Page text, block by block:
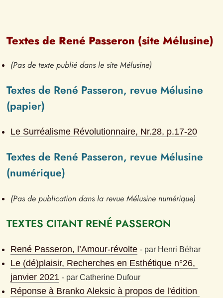
Textes de René Passeron (site Mélusine)
(Pas de texte publié dans le site Mélusine)
Textes de René Passeron, revue Mélusine
(papier)
Le Surréalisme Révolutionnaire, Nr.28, p.17-20
Textes de René Passeron, revue Mélusine
(numérique)
(Pas de publication dans la revue Mélusine numérique)
TEXTES CITANT RENÉ PASSERON
René Passeron, l’Amour-révolte - par Henri Béhar
Le (dé)plaisir, Recherches en Esthétique n°26,
janvier 2021 - par Catherine Dufour
Réponse à Branko Aleksic à propos de l'édition